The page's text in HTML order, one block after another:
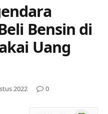
Bensin di
Uang
2022 0